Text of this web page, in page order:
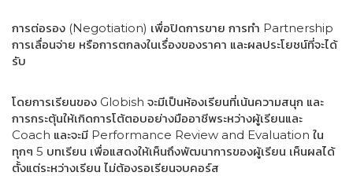
การต่อรอง (Negotiation) เพื่อปิดการขาย การทำ Partnership
การเลื่อนจ่าย หรือการตกลงในเรื่องของราคา และผลประโยชน์ที่จะได้
รับ
โดยการเรียนของ Globish จะมีเป็นห้องเรียนที่เน้นความสนุก และ
การกระตุ้นให้เกิดการโต้ตอบอย่างมืออาชีพระหว่างผู้เรียนและ
Coach และจะมี Performance Review and Evaluation ใน
ทุกๆ 5 บทเรียน เพื่อแสดงให้เห็นถึงพัฒนาการของผู้เรียน เห็นผลได้
ตั้งแต่ระหว่างเรียน ไม่ต้องรอเรียนจบคอร์ส